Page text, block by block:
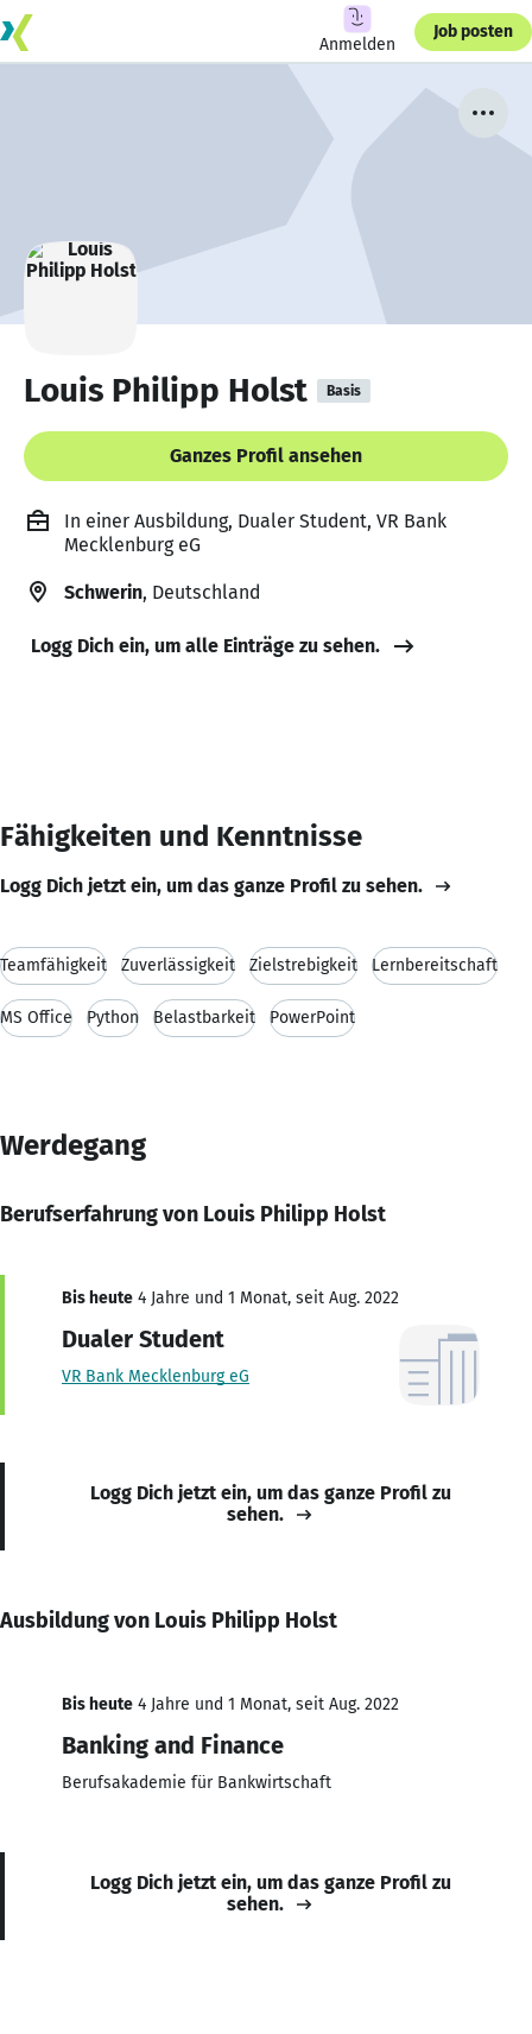
Anmelden
Job posten
Louis Philipp Holst Basis
Ganzes Profil ansehen
In einer Ausbildung, Dualer Student, VR Bank
Mecklenburg eG
Schwerin, Deutschland
Logg Dich ein, um alle Einträge zu sehen.
Fähigkeiten und Kenntnisse
Logg Dich jetzt ein, um das ganze Profil zu sehen.
Teamfähigkeit Zuverlässigkeit Zielstrebigkeit Lernbereitschaft
MS Office Python Belastbarkeit PowerPoint
Werdegang
Berufserfahrung von Louis Philipp Holst
Bis heute 4 Jahre und 1 Monat, seit Aug. 2022
Dualer Student
VR Bank Mecklenburg eG
Logg Dich jetzt ein, um das ganze Profil zu
sehen.
Ausbildung von Louis Philipp Holst
Bis heute 4 Jahre und 1 Monat, seit Aug. 2022
Banking and Finance
Berufsakademie für Bankwirtschaft
Logg Dich jetzt ein, um das ganze Profil zu
sehen.